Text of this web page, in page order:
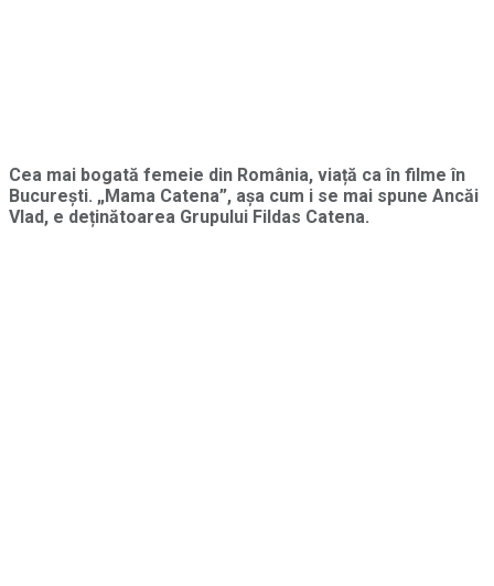
Cea mai bogată femeie din România, viață ca în filme în
București. „Mama Catena”, așa cum i se mai spune Ancăi
Vlad, e deținătoarea Grupului Fildas Catena.